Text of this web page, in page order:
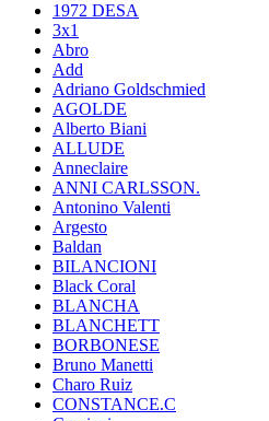
1972 DESA
3x1
Abro
Add
Adriano Goldschmied
AGOLDE
Alberto Biani
ALLUDE
Anneclaire
ANNI CARLSSON.
Antonino Valenti
Argesto
Baldan
BILANCIONI
Black Coral
BLANCHA
BLANCHETT
BORBONESE
Bruno Manetti
Charo Ruiz
CONSTANCE.C